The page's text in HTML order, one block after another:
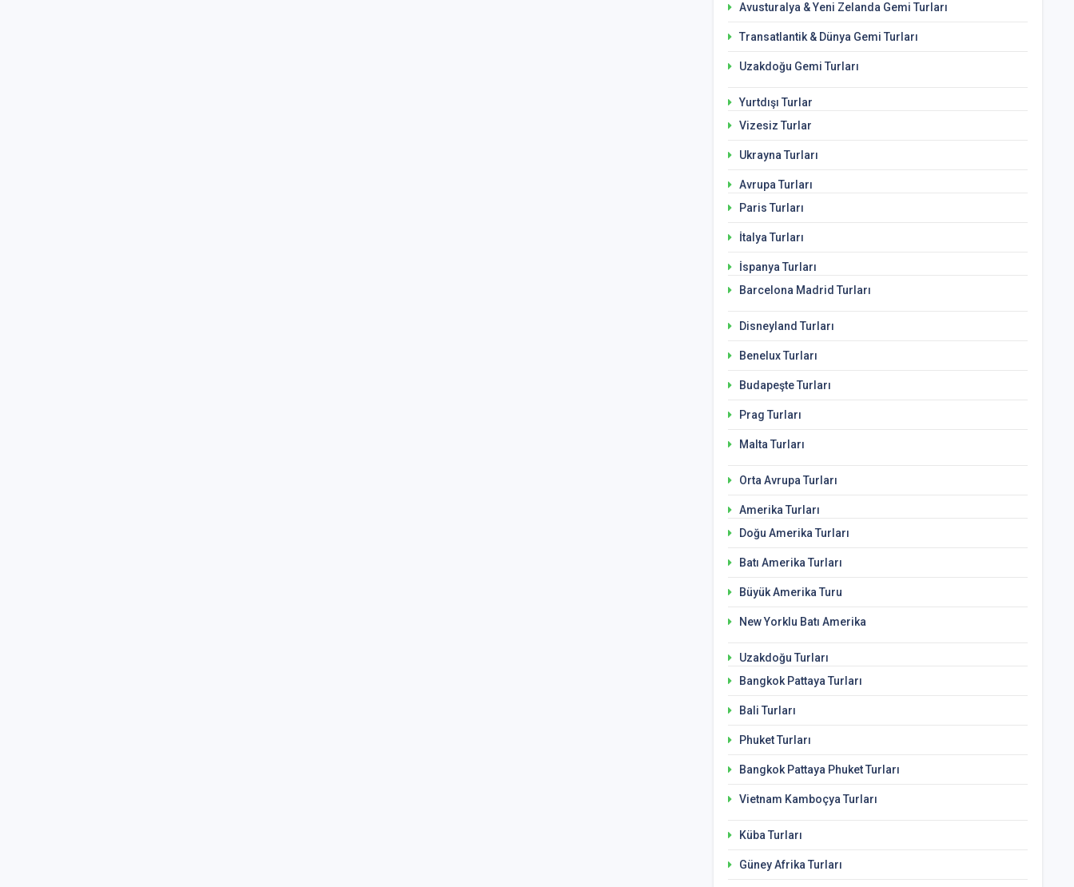
Avusturalya & Yeni Zelanda Gemi Turları
Transatlantik & Dünya Gemi Turları
Uzakdoğu Gemi Turları
Yurtdışı Turlar
Vizesiz Turlar
Ukrayna Turları
Avrupa Turları
Paris Turları
İtalya Turları
İspanya Turları
Barcelona Madrid Turları
Disneyland Turları
Benelux Turları
Budapeşte Turları
Prag Turları
Malta Turları
Orta Avrupa Turları
Amerika Turları
Doğu Amerika Turları
Batı Amerika Turları
Büyük Amerika Turu
New Yorklu Batı Amerika
Uzakdoğu Turları
Bangkok Pattaya Turları
Bali Turları
Phuket Turları
Bangkok Pattaya Phuket Turları
Vietnam Kamboçya Turları
Küba Turları
Güney Afrika Turları